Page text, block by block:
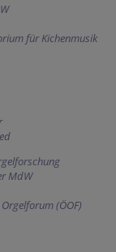
für Kichenmusik
MdW
(ÖOF)